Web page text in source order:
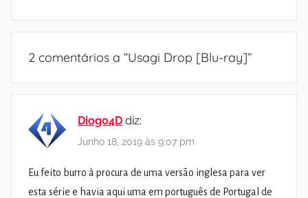
2 comentários a “Usagi Drop [Blu-ray]”
Diogo4D diz:
Junho 18, 2019 às 9:07 pm
Eu feito burro à procura de uma versão inglesa para ver
esta série e havia aqui uma em português de Portugal de